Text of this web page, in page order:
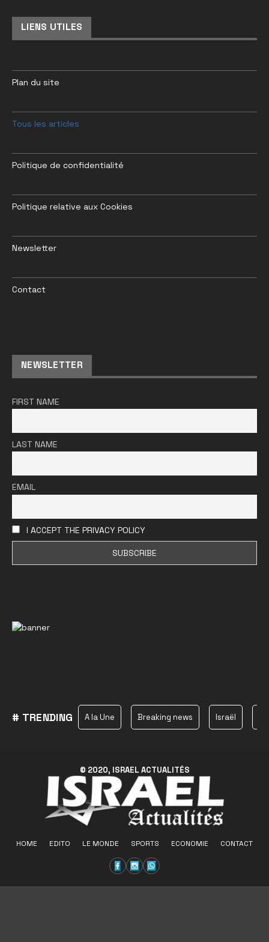
LIENS UTILES
Plan du site
Tous les articles
Politique de confidentialité
Politique relative aux Cookies
Newsletter
Contact
NEWSLETTER
FIRST NAME
LAST NAME
EMAIL
I ACCEPT THE PRIVACY POLICY
# TRENDING A la Une Breaking news Israël
© 2020, ISRAEL ACTUALITÉS
HOME EDITO LE MONDE SPORTS ECONOMIE CONTACT